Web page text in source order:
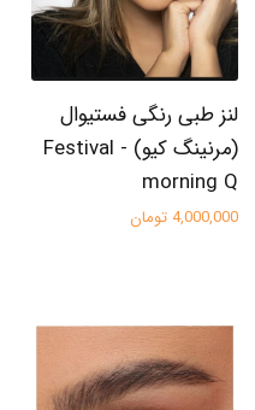
لنز طبی رنگی فستیوال
(مرنینگ کیو) Festival -
morning Q
4,000,000 تومان